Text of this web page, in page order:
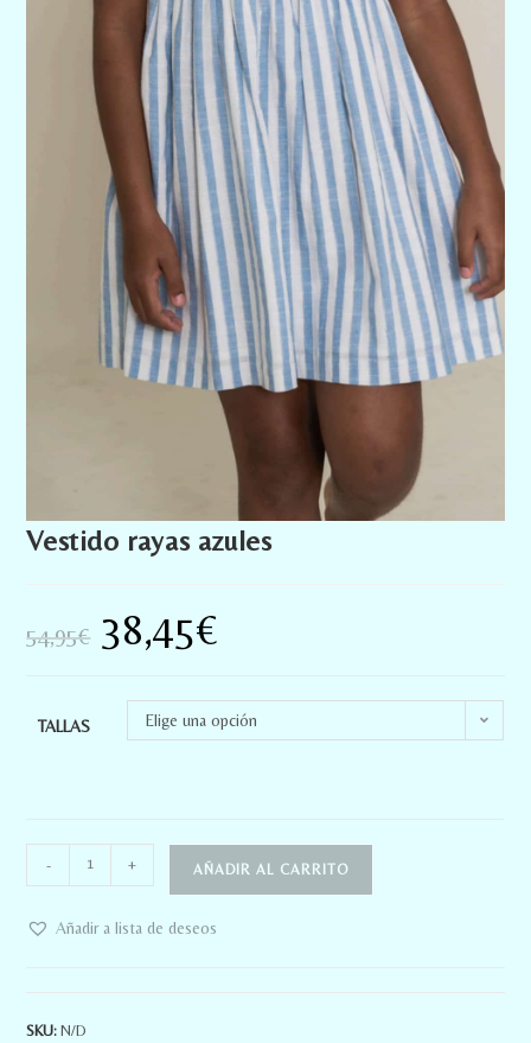
Vestido rayas azules
54,95€ 38,45€
TALLAS Elige una opción
- + AÑADIR AL CARRITO
Añadir a lista de deseos
SKU:N/D